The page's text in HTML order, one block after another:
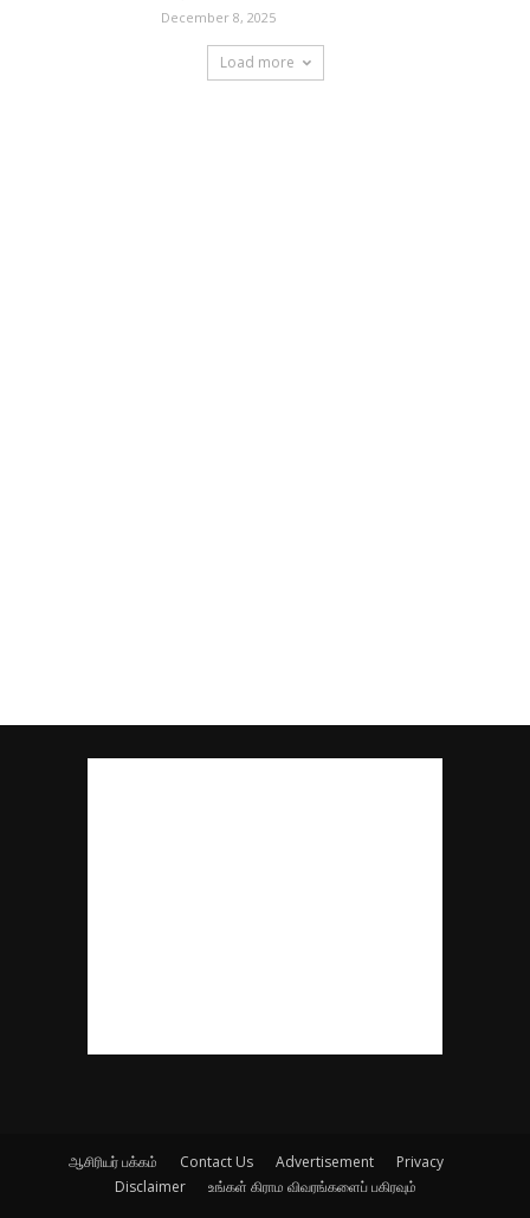
December 8, 2025
Load more
ஆசிரியர் பக்கம் Contact Us Advertisement
Privacy
Disclaimer
உங்கள் கிராம விவரங்களைப் பகிரவும்